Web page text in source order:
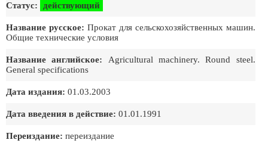
Статус: действующий
Название русское: Прокат для сельскохозяйственных машин.
Общие технические условия
Название английское: Agricultural machinery. Round steel.
General specifications
Дата издания: 01.03.2003
Дата введения в действие: 01.01.1991
Переиздание: переиздание